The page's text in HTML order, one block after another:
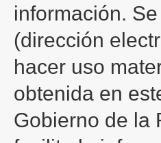
información.
(dirección
hacer uso
obtenida en
Gobierno de la